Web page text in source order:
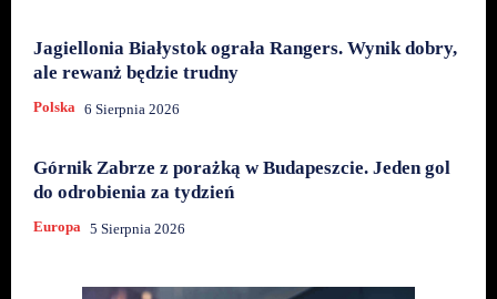
Jagiellonia Białystok ograła Rangers. Wynik dobry,
ale rewanż będzie trudny
Polska 6 Sierpnia 2026
Górnik Zabrze z porażką w Budapeszcie. Jeden gol
do odrobienia za tydzień
Europa 5 Sierpnia 2026